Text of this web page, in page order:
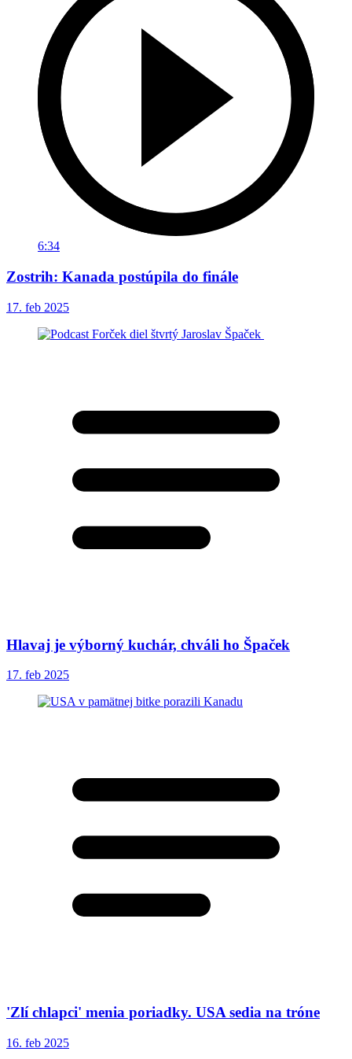
6:34
Zostrih: Kanada postúpila do finále
17. feb 2025
Hlavaj je výborný kuchár, chváli ho Špaček
17. feb 2025
'Zlí chlapci' menia poriadky. USA sedia na tróne
16. feb 2025